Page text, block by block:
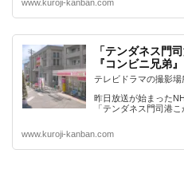
www.kuroji-kanban.com
「テンダネス門
『コンビニ兄弟』
テレビドラマの撮影場
昨日放送が始まった
「テンダネス門司港
www.kuroji-kanban.com